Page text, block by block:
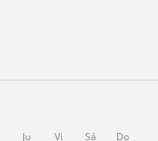
Ju Vi Sá Do